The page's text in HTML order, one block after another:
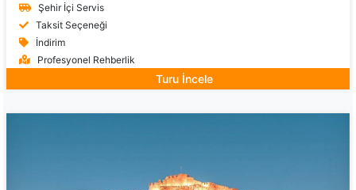
Şehir İçi Servis
Taksit Seçeneği
İndirim
Profesyonel Rehberlik
Turu İncele